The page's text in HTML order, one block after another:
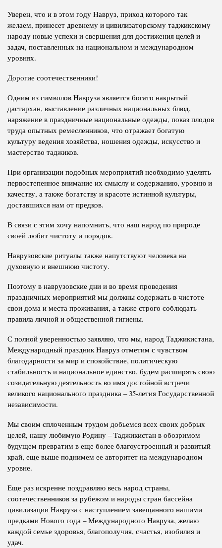
Уверен, что и в этом году Навруз, приход которого так
желаем, принесет древнему и цивилизаторскому таджикскому
народу новые успехи и свершения для достижения целей и
задач, поставленных на национальном и международном
уровнях.
Дорогие соотечественники!
Одним из символов Навруза является богато накрытый
дастархан, выставление различных национальных блюд,
наряжение в праздничные национальные одежды, показ плодов
труда опытных ремесленников, что отражает богатую
культуру ведения хозяйства, ношения одежды, искусство и
мастерство таджиков.
При организации подобных мероприятий необходимо уделять
первостепенное внимание их смыслу и содержанию, уровню и
качеству, а также богатству и красоте истинной культуры,
доставшихся нам от предков.
В связи с этим хочу напомнить, что наш народ по природе
своей любит чистоту и порядок.
Наврузовские ритуалы также напутствуют человека на
духовную и внешнюю чистоту.
Поэтому в наврузовские дни и во время проведения
праздничных мероприятий мы должны содержать в чистоте
свои дома и места проживания, а также строго соблюдать
правила личной и общественной гигиены.
С полной уверенностью заявляю, что мы, народ Таджикистана,
Международный праздник Навруз отметим с чувством
благодарности за мир и спокойствие, политическую
стабильность и национальное единство, будем расширять свою
созидательную деятельность во имя достойной встречи
великого национального праздника – 35-летия Государственной
независимости.
Мы своим сплоченным трудом добьемся всех своих добрых
целей, нашу любимую Родину – Таджикистан в обозримом
будущем превратим в еще более благоустроенный и развитый
край, еще выше поднимем ее авторитет на международном
уровне.
Еще раз искренне поздравляю весь народ страны,
соотечественников за рубежом и народы стран бассейна
цивилизации Навруза с наступлением завещанного нашими
предками Нового года – Международного Навруза, желаю
каждой семье здоровья, благополучия, счастья, изобилия и
удач.